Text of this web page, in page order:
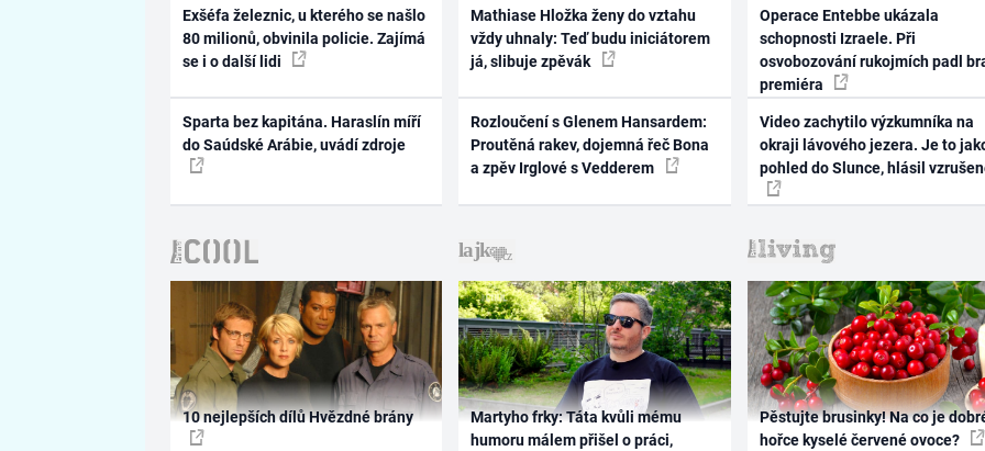
Exšéfa železnic, u kterého se našlo
80 milionů, obvinila policie. Zajímá
se i o další lidi
Sparta bez kapitána. Haraslín míří
do Saúdské Arábie, uvádí zdroje
Mathiase Hložka ženy do vztahu
vždy uhnaly: Teď budu iniciátorem
já, slibuje zpěvák
Rozloučení s Glenem Hansardem:
Proutěná rakev, dojemná řeč Bona
a zpěv Irglové s Vedderem
Operace Entebbe ukázala
schopnosti Izraele. Při
osvobozování rukojmích padl
premiéra
Video zachytilo výzkumníka na
okraji lávového jezera. Je to
pohled do Slunce, hlásil
10 nejlepších dílů Hvězdné brány
Martyho frky: Táta kvůli mému
humoru málem přišel o práci,
Pěstujte brusinky! Na co je
hořce kyselé červené ovoce?